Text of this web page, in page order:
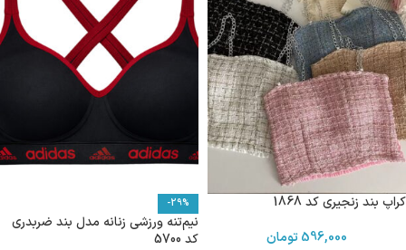
کراپ بند زنجیری کد 1868
596,000تومان
-29%
نیم‌تنه ورزشی زنانه مدل بند ضربدری
کد 5700